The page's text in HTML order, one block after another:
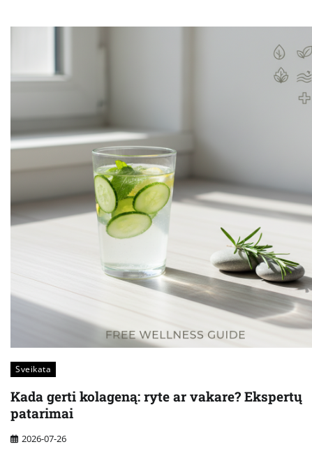
Sveikata
Kada gerti kolageną: ryte ar vakare? Ekspertų
patarimai
2026-07-26